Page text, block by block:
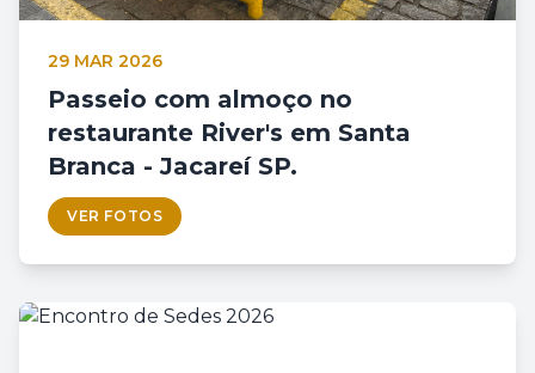
29 MAR 2026
Passeio com almoço no
restaurante River's em Santa
Branca - Jacareí SP.
VER FOTOS